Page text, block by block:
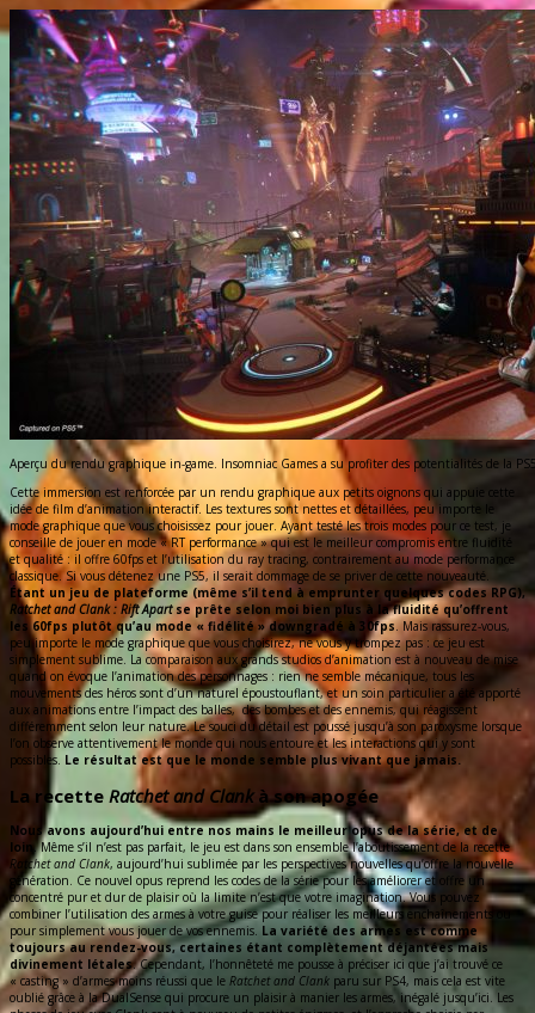
Aperçu du rendu graphique in-game. Insomniac Games a su profiter des potentialités de la
Cette immersion est renforcée par un rendu graphique aux petits oignons qui appuie cette
idée de film d’animation interactif. Les textures sont nettes et détaillées, peu importe le
mode graphique que vous choisissez pour jouer. Ayant testé les trois modes pour ce test, je
conseille de jouer en mode « RT performance » qui est le meilleur compromis entre fluidité
et qualité : il offre 60fps et l’utilisation du ray tracing, contrairement au mode performance
classique. Si vous détenez une PS5, il serait dommage de se priver de cette nouveauté.
Étant un jeu de plateforme (même s’il tend à emprunter quelques codes RPG),
Ratchet and Clank : Rift Apartse prête selon moi bien plus à la fluidité qu’offrent
les 60fps plutôt qu’au mode « fidélité » downgradé à 30fps. Mais rassurez-vous,
peu importe le mode graphique que vous choisirez, ne vous y trompez pas : ce jeu est
simplement sublime. La comparaison aux grands studios d’animation est à nouveau de mise
quand on évoque l’animation des personnages : rien ne semble mécanique, tous les
mouvements des héros sont d’un naturel époustouflant, et un soin particulier a été apporté
aux animations entre l’impact des balles, des bombes et des ennemis, qui réagissent
différemment selon leur nature. Le souci du détail est poussé jusqu’à son paroxysme lorsque
l’on observe attentivement le monde qui nous entoure et les interactions qui y sont
possibles. Le résultat est que le monde semble plus vivant que jamais.
La recette Ratchet and Clankà son apogée
Nous avons aujourd’hui entre nos mains le meilleur opus de la série, et de
loin . Même s’il n’est pas parfait, le jeu est dans son ensemble l’aboutissement de la recette
Ratchet and Clank, aujourd’hui sublimée par les perspectives nouvelles qu’offre la nouvelle
génération. Ce nouvel opus reprend les codes de la série pour les améliorer et offre un
concentré pur et dur de plaisir où la limite n’est que votre imagination. Vous pouvez
combiner l’utilisation des armes à votre guise pour réaliser les meilleurs enchaînements ou
pour simplement vous jouer de vos ennemis. La variété des armes est comme
toujours au rendez-vous, certaines étant complètement déjantées mais
divinement létales. Cependant, l’honnêteté me pousse à préciser ici que j’ai trouvé ce
« casting » d’armes moins réussi que le Ratchet and Clank paru sur PS4, mais cela est vite
oublié grâce à la DualSense qui procure un plaisir à manier les armes, inégalé jusqu’ici. Les